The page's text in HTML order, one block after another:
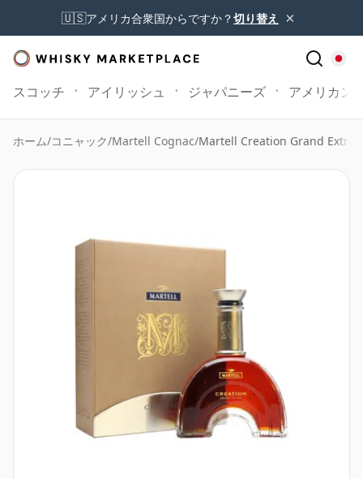
🇺🇸アメリカ合衆国からですか？切り替え ×
スコッチ アイリッシュ ジャパニーズ アメリカン
ホーム/コニャック/Martell Cognac/Martell Creation Grand Extra